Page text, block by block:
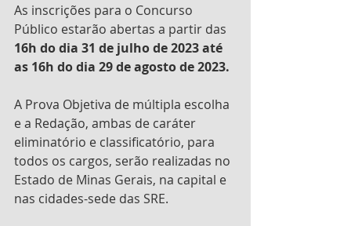
As inscrições para o Concurso
Público estarão abertas a partir das
16h do dia 31 de julho de 2023 até
as 16h do dia 29 de agosto de 2023.
A Prova Objetiva de múltipla escolha
e a Redação, ambas de caráter
eliminatório e classificatório, para
todos os cargos, serão realizadas no
Estado de Minas Gerais, na capital e
nas cidades-sede das SRE.